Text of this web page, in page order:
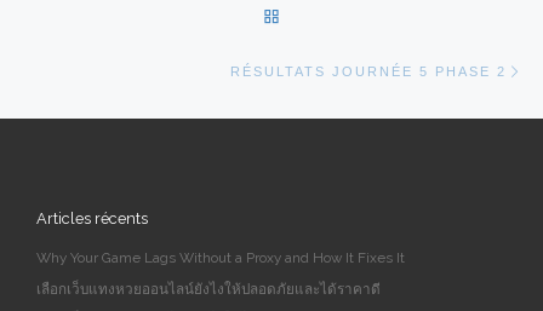
RÉSULTATS JOURNÉE 5 PHASE 2
Articles récents
Why Your Game Lags Without a Proxy and How It Fixes It
เลือกเว็บแทงหวยออนไลน์ยังไงให้ปลอดภัยและได้ราคาดี